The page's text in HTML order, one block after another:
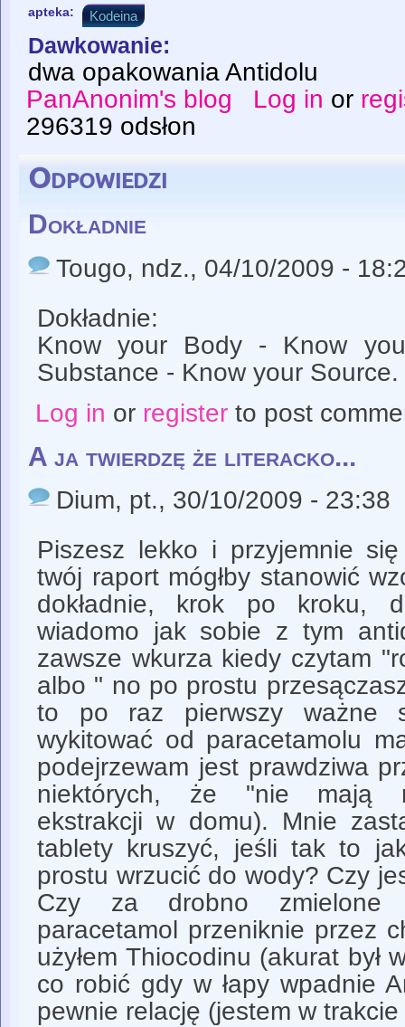
apteka: Kodeina
Dawkowanie:
dwa opakowania Antidolu
PanAnonim's blog
Log in or
296319 odsłon
Odpowiedzi
Dokładnie
Tougo, ndz., 04/10/2009 -
Dokładnie:
Know your Body - Know
Substance - Know your Source.
Log in or registerto post
A ja twierdzę że literacko...
Dium, pt., 30/10/2009 - 23:38
Piszesz lekko i przyjemnie
twój raport mógłby stanowić
dokładnie, krok po kroku,
wiadomo jak sobie z tym
zawsze wkurza kiedy czytam
albo " no po prostu
to po raz pierwszy ważne
wykitować od paracetamolu
podejrzewam jest prawdziwa
niektórych, że "nie mają
ekstrakcji w domu). Mnie
tablety kruszyć, jeśli tak to
prostu wrzucić do wody? Czy
Czy za drobno zmielone
paracetamol przeniknie przez
użyłem Thiocodinu (akurat był
co robić gdy w łapy wpadnie
pewnie relację (jestem w